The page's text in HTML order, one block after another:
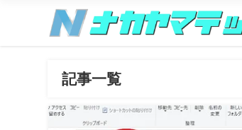
記事一覧